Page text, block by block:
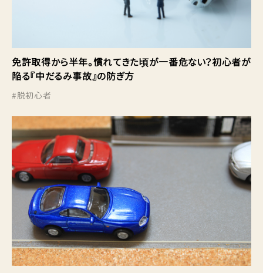
免許取得から半年。慣れてきた頃が一番危ない？初心者が
陥る『中だるみ事故』の防ぎ方
#脱初心者